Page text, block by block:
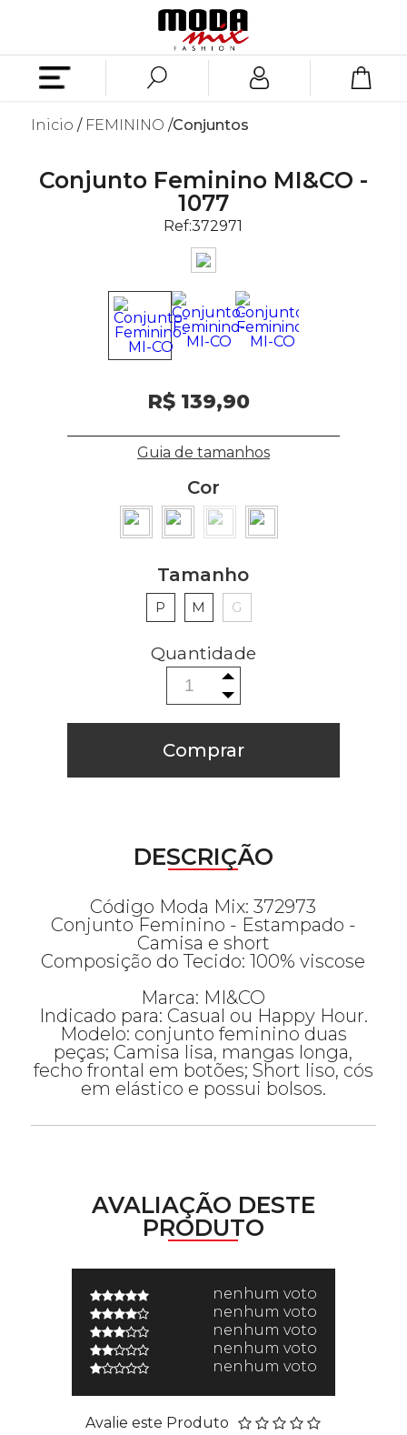
Inicio FEMININO Conjuntos
Conjunto Feminino MI&CO -
1077
Ref:372971
R$ 139,90
Guia de tamanhos
Cor
Tamanho
P M G
Comprar
DESCRIÇÃO
Código Moda Mix: 372973
Conjunto Feminino - Estampado -
Camisa e short
Composição do Tecido: 100% viscose
Marca: MI&CO
Indicado para: Casual ou Happy Hour.
Modelo: conjunto feminino duas
peças; Camisa lisa, mangas longa,
fecho frontal em botões; Short liso, cós
em elástico e possui bolsos.
AVALIAÇÃO DESTE
PRODUTO
nenhum voto
nenhum voto
nenhum voto
nenhum voto
nenhum voto
Avalie este Produto